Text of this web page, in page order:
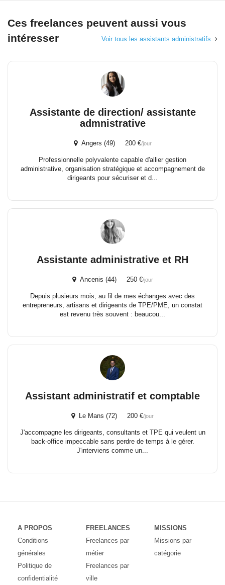
Ces freelances peuvent aussi vous
intéresser
Voir tous les assistants administratifs
Assistante de direction/ assistante
admnistrative
Angers (49) 200 €/jour
Professionnelle polyvalente capable d'allier gestion
administrative, organisation stratégique et accompagnement de
dirigeants pour sécuriser et d...
Assistante administrative et RH
Ancenis (44) 250 €/jour
Depuis plusieurs mois, au fil de mes échanges avec des
entrepreneurs, artisans et dirigeants de TPE/PME, un constat
est revenu très souvent : beaucou...
Assistant administratif et comptable
Le Mans (72) 200 €/jour
J'accompagne les dirigeants, consultants et TPE qui veulent un
back-office impeccable sans perdre de temps à le gérer.
J'interviens comme un...
A PROPOS
Conditions
générales
Politique de
confidentialité
FREELANCES
Freelances par
métier
Freelances par
ville
MISSIONS
Missions par
catégorie